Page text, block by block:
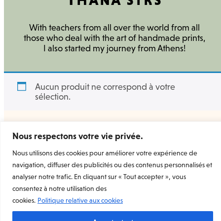
Nous respectons votre vie privée.
Nous utilisons des cookies pour améliorer votre expérience de
navigation, diffuser des publicités ou des contenus personnalisés et
analyser notre trafic. En cliquant sur « Tout accepter », vous
consentez à notre utilisation des
cookies. Politique relative aux cookies
With teachers from all over the world from all
those who deal with the art of handmade prints,
I also started my journey from Athens!
Aucun produit ne correspond à votre
sélection.
Welcome Printsla marketplace dédiée à l’estampe
d’art originale et contemporaine.
Rejoignez-nous